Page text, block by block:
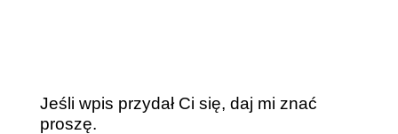
Jeśli wpis przydał Ci się, daj mi znać
proszę.